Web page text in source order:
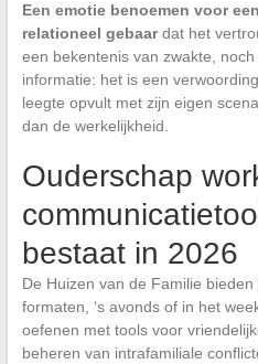
Een emotie benoemen voor
relationeel gebaardat het
een bekentenis van zwakte,
informatie: het is een
leegte opvult met zijn eigen
dan de werkelijkheid.
Ouderschap
bestaat in 2026
De Huizen van de Familie
formaten, ‘s avonds of in het
oefenen met tools voor
beheren van intrafamiliale